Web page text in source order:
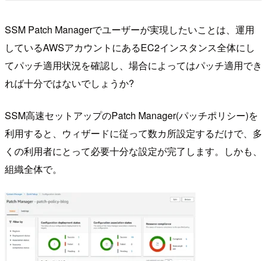
SSM Patch Managerでユーザーが実現したいことは、運用
しているAWSアカウントにあるEC2インスタンス全体にし
てパッチ適用状況を確認し、場合によってはパッチ適用でき
れば十分ではないでしょうか?
SSM高速セットアップのPatch Manager(パッチポリシー)を
利用すると、ウィザードに従って数カ所設定するだけで、多
くの利用者にとって必要十分な設定が完了します。しかも、
組織全体で。